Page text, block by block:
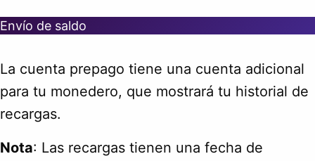
Envío de saldo
La cuenta prepago tiene una cuenta adicional
para tu monedero, que mostrará tu historial de
recargas.
Nota: Las recargas tienen una fecha de